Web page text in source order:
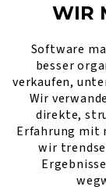
WIR
Software
besser
verkaufen,
Wir
direkte,
Erfahrung mit
wir